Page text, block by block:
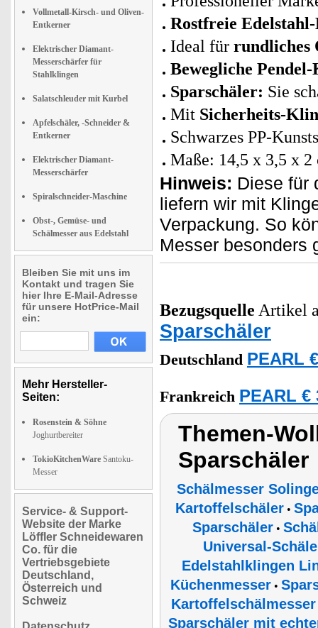
Vollmetall-Kirsch- und Oliven-
Entkerner
Elektrischer Diamant-
Messerschärfer für
Stahlklingen
Salatschleuder mit Kurbel
Apfelschäler, -Schneider &
Entkerner
Elektrischer Diamant-
Messerschärfer
Spiralschneider-Maschine
Obst-, Gemüse- und
Schälmesser aus Edelstahl
Bleiben Sie mit uns im
Kontakt und tragen Sie
hier Ihre E-Mail-Adresse
für unsere HotPrice-Mail
ein:
Mehr Hersteller-
Seiten:
Rosenstein & Söhne
Joghurtbereiter
TokioKitchenWare Santoku-
Messer
Service- & Support-
Website der Marke
Löffler Schneidewaren
Co. für die
Vertriebsgebiete
Deutschland,
Österreich und
Schweiz
Rostfreie
Ideal für rundliches
Bewegliche
Sparschäler: Sie
Mit Sicherheits-
Schwarzes PP-
Maße: 14,5 x 3,5 x
Hinweis: Diese für
liefern wir mit
Verpackung. So
Messer besonders
Bezugsquelle Artikel
Sparschäler
Deutschland PEARL
Frankreich PEARL €
Themen-
Sparschäler
Schälmesser
Kartoffelschäler •
Sparschäler •
Universal-
Edelstahlklingen
Küchenmesser •
Kartoffelschälmesser
Sparschäler mit